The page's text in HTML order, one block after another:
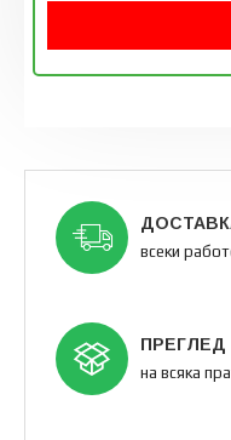
всеки
ПРЕГЛЕД
на всяка